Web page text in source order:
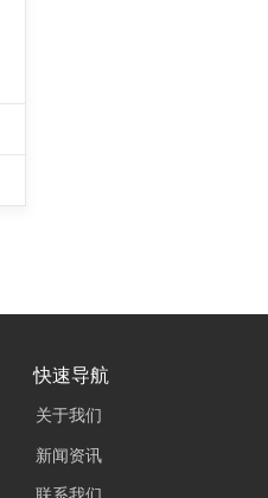
快速导航
关于我们
新闻资讯